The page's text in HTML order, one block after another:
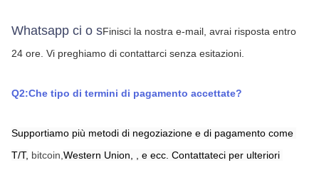
Whatsapp ci o sFinisci la nostra e-mail, avrai risposta entro
24 ore. Vi preghiamo di contattarci senza esitazioni.
Q2:Che tipo di termini di pagamento accettate?
Supportiamo più metodi di negoziazione e di pagamento come
T/T, bitcoin, Western Union,
e ecc. Contattateci per ulteriori